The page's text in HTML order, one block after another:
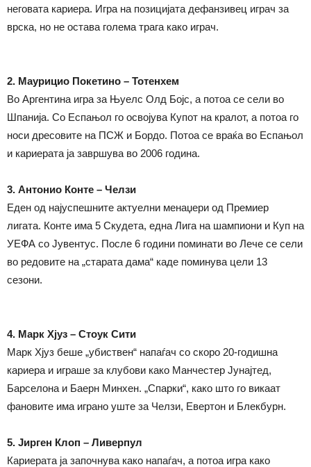
неговата кариера. Игра на позицијата дефанзивец играч за
врска, но не остава голема трага како играч.
2. Маурицио Покетино – Тотенхем
Во Аргентина игра за Њуелс Олд Бојс, а потоа се сели во
Шпанија. Со Еспањол го освојува Купот на кралот, а потоа го
носи дресовите на ПСЖ и Бордо. Потоа се враќа во Еспањол
и кариерата ја завршува во 2006 година.
3. Антонио Конте – Челзи
Еден од најуспешните актуелни менаџери од Премиер
лигата. Конте има 5 Скудета, една Лига на шампиони и Куп на
УЕФА со Јувентус. После 6 години поминати во Лече се сели
во редовите на „старата дама“ каде поминува цели 13
сезони.
4. Марк Хјуз – Стоук Сити
Марк Хјуз беше „убиствен“ напаѓач со скоро 20-годишна
кариера и играше за клубови како Манчестер Јунајтед,
Барселона и Баерн Минхен. „Спарки“, како што го викаат
фановите има играно уште за Челзи, Евертон и Блекбурн.
5. Јирген Клоп – Ливерпул
Кариерата ја започнува како напаѓач, а потоа игра како